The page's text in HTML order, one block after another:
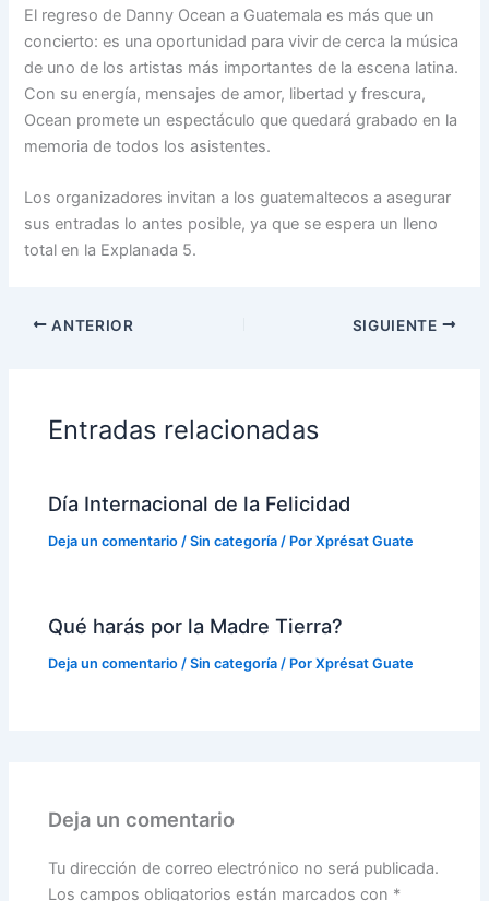
El regreso de Danny Ocean a Guatemala es más que un
concierto: es una oportunidad para vivir de cerca la música
de uno de los artistas más importantes de la escena latina.
Con su energía, mensajes de amor, libertad y frescura,
Ocean promete un espectáculo que quedará grabado en la
memoria de todos los asistentes.
Los organizadores invitan a los guatemaltecos a asegurar
sus entradas lo antes posible, ya que se espera un lleno
total en la Explanada 5.
ANTERIOR SIGUIENTE
Entradas relacionadas
Día Internacional de la Felicidad
Deja un comentario /Sin categoría / PorXprésat Guate
Qué harás por la Madre Tierra?
Deja un comentario /Sin categoría / PorXprésat Guate
Deja un comentario
Tu dirección de correo electrónico no será publicada.
Los campos obligatorios están marcados con *